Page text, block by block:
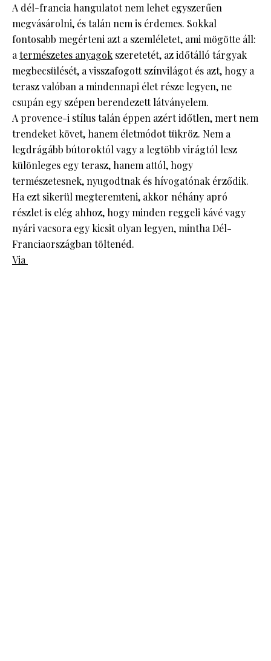
A dél-francia hangulatot nem lehet egyszerűen
megvásárolni, és talán nem is érdemes. Sokkal
fontosabb megérteni azt a szemléletet, ami mögötte áll:
a természetes anyagok szeretetét, az időtálló tárgyak
megbecsülését, a visszafogott színvilágot és azt, hogy a
terasz valóban a mindennapi élet része legyen, ne
csupán egy szépen berendezett látványelem.
A provence-i stílus talán éppen azért időtlen, mert nem
trendeket követ, hanem életmódot tükröz. Nem a
legdrágább bútoroktól vagy a legtöbb virágtól lesz
különleges egy terasz, hanem attól, hogy
természetesnek, nyugodtnak és hívogatónak érződik.
Ha ezt sikerül megteremteni, akkor néhány apró
részlet is elég ahhoz, hogy minden reggeli kávé vagy
nyári vacsora egy kicsit olyan legyen, mintha Dél-
Franciaországban töltenéd.
Via